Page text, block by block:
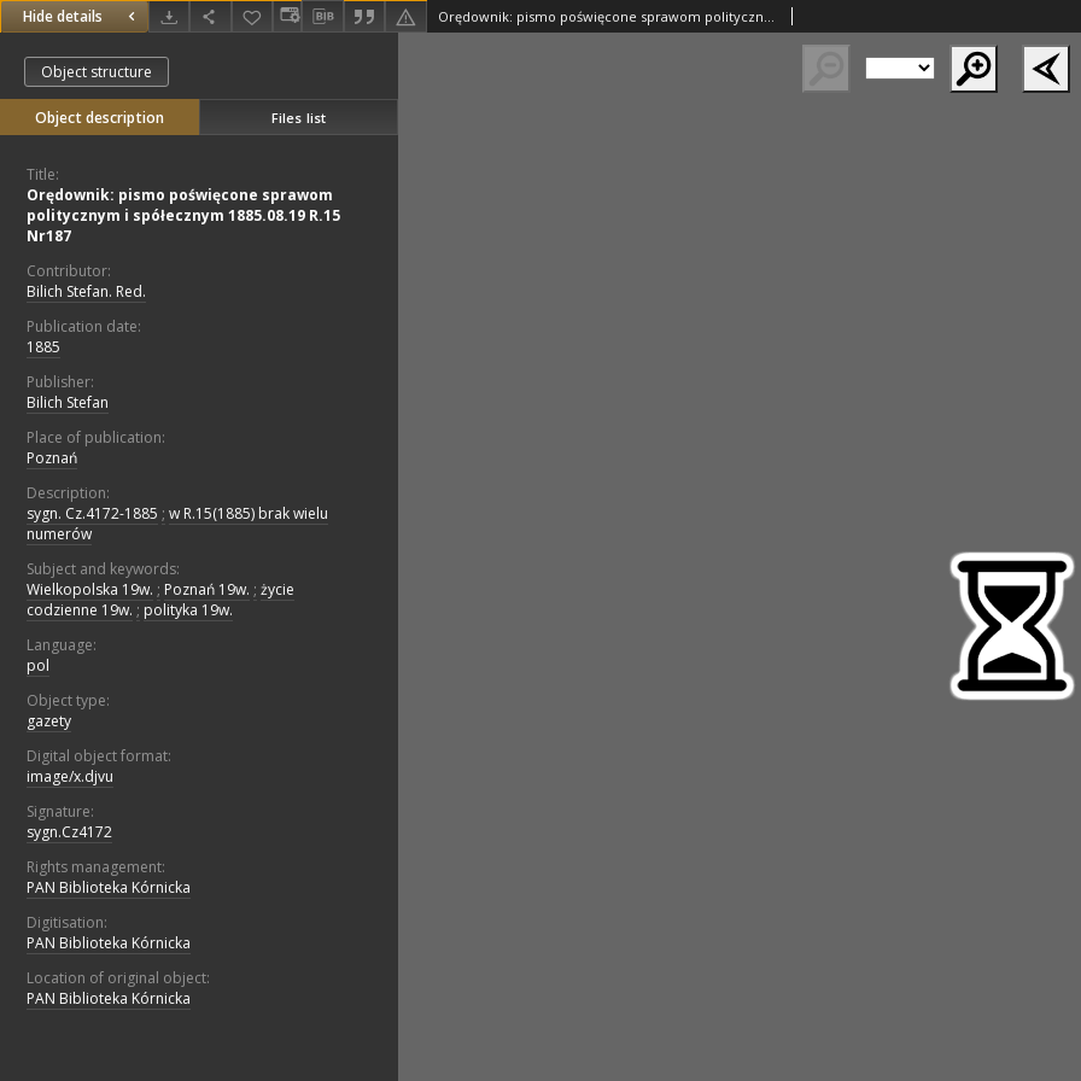
Hide details Orędownik: pismo poświęcone sprawom politycznym i spółecznym 1885.08.19 R.15 Nr187
Object structure
Object description Files list
Title:
Orędownik: pismo poświęcone sprawom
politycznym i spółecznym 1885.08.19 R.15
Nr187
Contributor:
Bilich Stefan. Red.
Publication date:
1885
Publisher:
Bilich Stefan
Place of publication:
Poznań
Description:
sygn. Cz.4172-1885 ; w R.15(1885) brak wielu
numerów
Subject and keywords:
Wielkopolska 19w. ; Poznań 19w. ; życie
codzienne 19w. ; polityka 19w.
Language:
pol
Object type:
gazety
Digital object format:
image/x.djvu
Signature:
sygn.Cz4172
Rights management:
PAN Biblioteka Kórnicka
Digitisation:
PAN Biblioteka Kórnicka
Location of original object:
PAN Biblioteka Kórnicka